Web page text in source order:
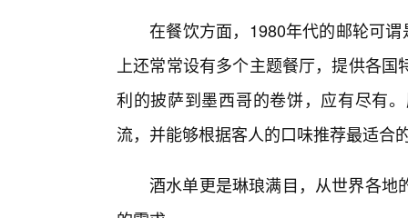
在餐饮方面，1980年代的邮轮可
上还常常设有多个主题餐厅，提供各
利的披萨到墨西哥的卷饼，应有尽有
流，并能够根据客人的口味推荐最适合
酒水单更是琳琅满目，从世界各地